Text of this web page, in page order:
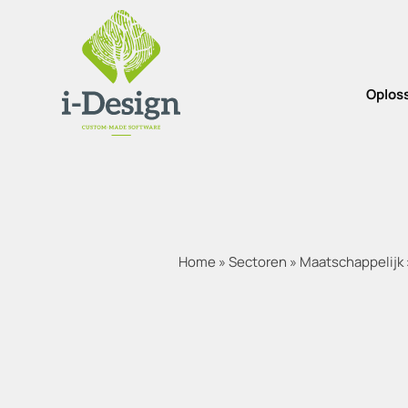
Home »Sectoren » Maatschappelijk